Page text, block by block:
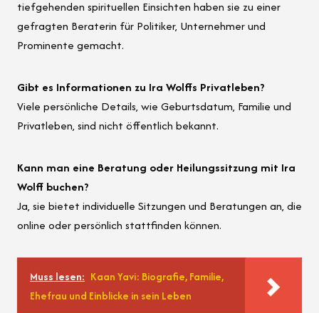
tiefgehenden spirituellen Einsichten haben sie zu einer
gefragten Beraterin für Politiker, Unternehmer und
Prominente gemacht.
Gibt es Informationen zu Ira Wolffs Privatleben?
Viele persönliche Details, wie Geburtsdatum, Familie und
Privatleben, sind nicht öffentlich bekannt.
Kann man eine Beratung oder Heilungssitzung mit Ira
Wolff buchen?
Ja, sie bietet individuelle Sitzungen und Beratungen an, die
online oder persönlich stattfinden können.
Muss lesen: Kaan Yavi: Biografie, Familie,
Ehefrau und Einblicke in sein Leben